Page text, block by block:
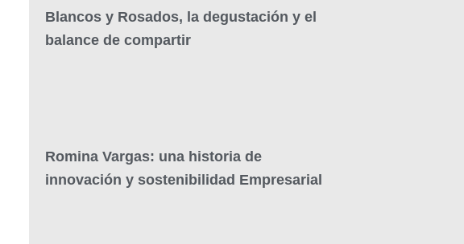
Blancos y Rosados, la degustación y el
balance de compartir
Romina Vargas: una historia de
innovación y sostenibilidad Empresarial